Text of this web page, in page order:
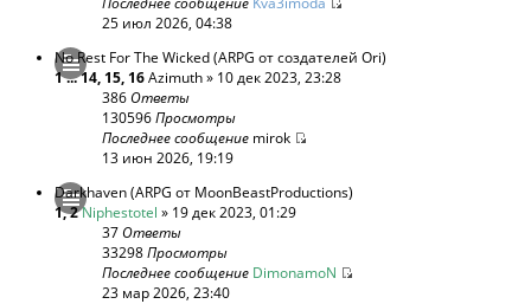
25 июл 2026, 04:38
No Rest For The Wicked (ARPG от создателей Ori)
1...14, 15, 16Azimuth» 10 дек 2023, 23:28
386Ответы
130596Просмотры
Последнее сообщение mirok
13 июн 2026, 19:19
Darkhaven (ARPG от MoonBeastProductions)
1,2Niphestotel » 19 дек 2023, 01:29
37Ответы
33298Просмотры
Последнее сообщение DimonamoN
23 мар 2026, 23:40